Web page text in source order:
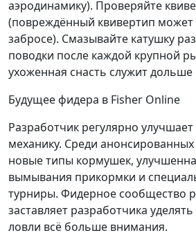
аэродинамику). Проверяйте
(повреждённый квивертип может
забросе). Смазывайте катушку
поводки после каждой крупной
ухоженная снасть служит
Будущее фидера в Fisher Online
Разработчик регулярно
механику. Среди
новые типы кормушек,
вымывания прикормки и
турниры. Фидерное сообщество
заставляет разработчика
ловли всё больше внимания.